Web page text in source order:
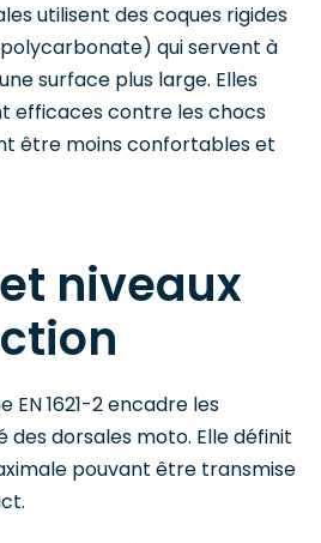
utilisent des coques rigides
qui servent à
surface plus large. Elles
efficaces contre les chocs
être moins confortables et
niveaux
EN 1621-2 encadre les
des dorsales moto. Elle définit
pouvant être transmise